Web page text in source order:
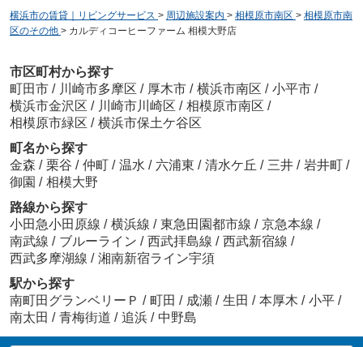
横浜市の賃貸｜リビングサービス > 周辺施設案内 > 相模原市南区 > 相模原市南
区のその他 > カルディコーヒーファーム 相模大野店
市区町村から探す
町田市 / 川崎市多摩区 / 厚木市 / 横浜市南区 / 小平市 /
横浜市金沢区 / 川崎市川崎区 / 相模原市南区 /
相模原市緑区 / 横浜市保土ケ谷区
町名から探す
金森 / 栗谷 / 仲町 / 温水 / 六浦東 / 清水ケ丘 / 三井 / 岩井町 /
御園 / 相模大野
路線から探す
小田急小田原線 / 横浜線 / 東急田園都市線 / 京急本線 /
南武線 / ブルーライン / 西武拝島線 / 西武新宿線 /
西武多摩湖線 / 湘南新宿ライン宇須
駅から探す
南町田グランベリーＰ / 町田 / 成瀬 / 生田 / 本厚木 / 小平 /
南太田 / 青梅街道 / 追浜 / 中野島